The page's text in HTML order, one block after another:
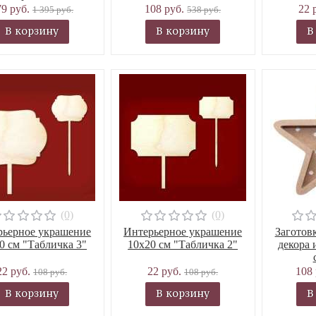
руб.1 395 руб.
В корзину
108 руб.538 руб.
В корзину
22
В
(0)
украшение
см "Табличка 3"
руб.108 руб.
В корзину
(0)
Интерьерное украшение
10х20 см "Табличка 2"
22 руб.108 руб.
В корзину В